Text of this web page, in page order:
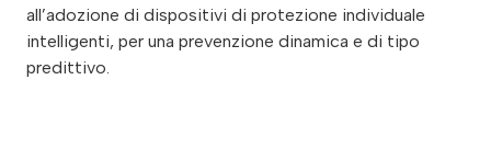
all’adozione di dispositivi di protezione individuale
intelligenti, per una prevenzione dinamica e di tipo
predittivo.